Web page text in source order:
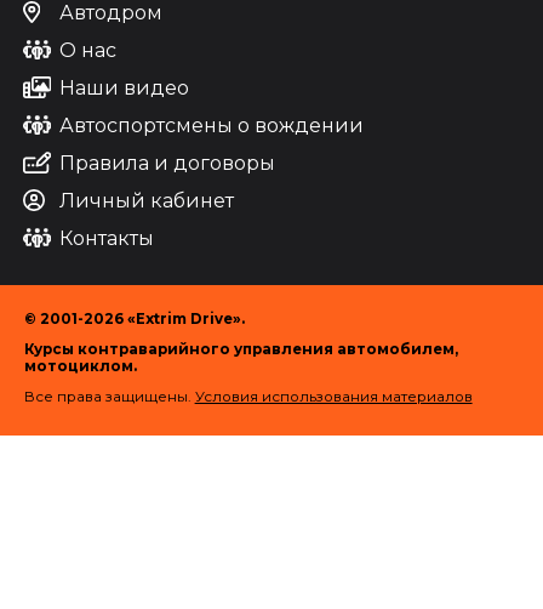
Автодром
О нас
Наши видео
Автоспортсмены о вождении
Правила и договоры
Личный кабинет
Контакты
© 2001-2026 «Extrim Drive».
Курсы контраварийного управления автомобилем,
мотоциклом.
Все права защищены. Условия использования материалов